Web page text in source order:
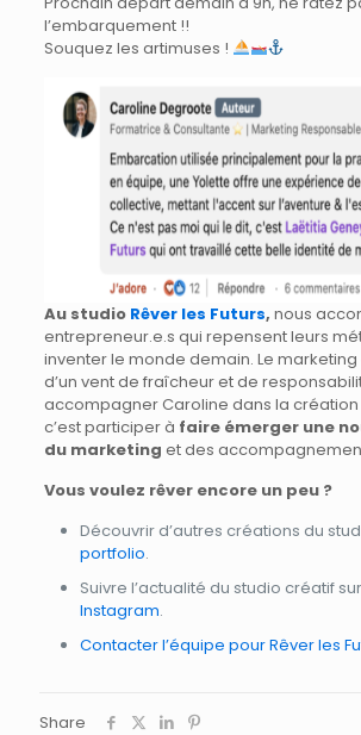
l’embarquement !!
Souquez les artimuses !
Au studio Rêver les Futurs, nous
entrepreneur.e.s qui repensent leurs
inventer le monde demain. Le
d’un vent de fraîcheur et de
accompagner Caroline dans la
c’est participer à faire émerger une
du marketing et des
Vous voulez rêver encore un peu ?
Découvrir d’autres créations du
portfolio.
Suivre l’actualité du studio créatif sur
Instagram.
Contacter l’équipe pour Rêver les
Share